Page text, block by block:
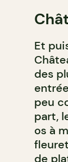
Et
des
peu
part,
os à
de